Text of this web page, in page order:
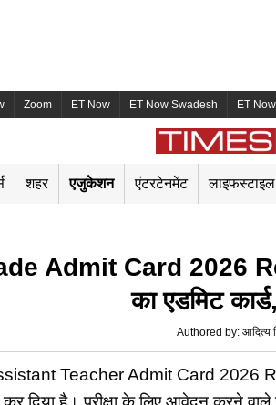
Zoom ET Now ET Now Swadesh ET
शहर एजुकेशन एंटरटेनमेंट लाइफस्टाइल
Admit Card 2026
का एडमिट
Authored by: आदित्य
Teacher Admit Card 2026